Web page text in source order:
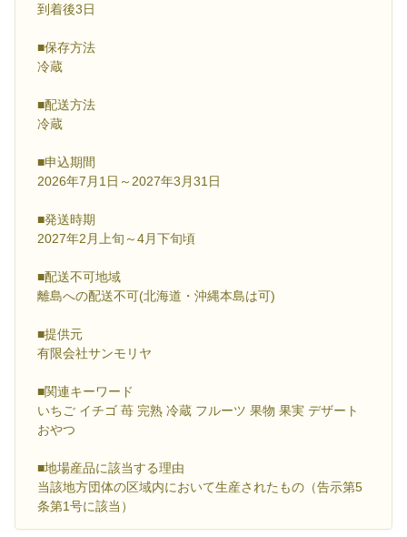
到着後3日
■保存方法
冷蔵
■配送方法
冷蔵
■申込期間
2026年7月1日～2027年3月31日
■発送時期
2027年2月上旬～4月下旬頃
■配送不可地域
離島への配送不可(北海道・沖縄本島は可)
■提供元
有限会社サンモリヤ
■関連キーワード
いちご イチゴ 苺 完熟 冷蔵 フルーツ 果物 果実 デザート
おやつ
■地場産品に該当する理由
当該地方団体の区域内において生産されたもの（告示第5
条第1号に該当）